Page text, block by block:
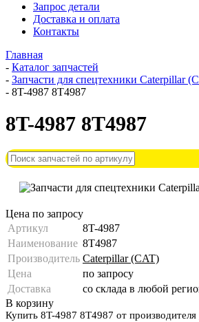
Запрос детали
Доставка и оплата
Контакты
Главная
- Каталог запчастей
- Запчасти для спецтехники Caterpillar
- 8T-4987 8T4987
8T-4987 8T4987
Цена по запросу
Артикул
8T-4987
Наименование 8T4987
Производитель Caterpillar (CAT)
Цена
по запросу
Доставка
со склада в любой
В корзину
Купить 8T-4987 8T4987 от производителя